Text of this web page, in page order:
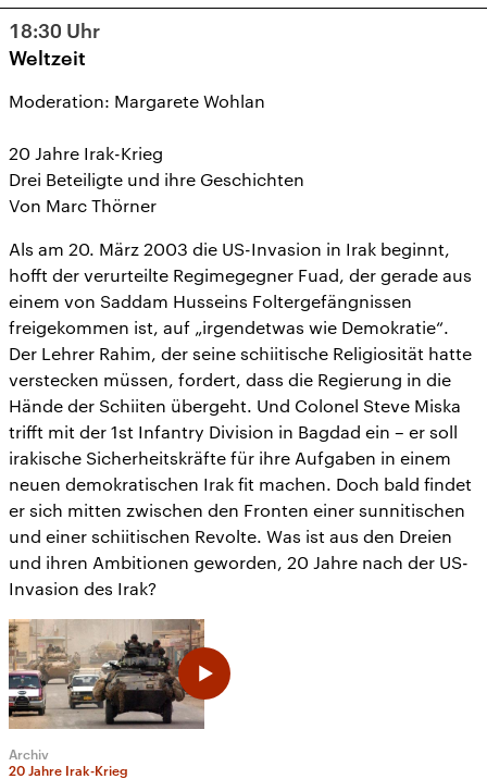
18:30 Uhr
Weltzeit
Moderation: Margarete Wohlan
20 Jahre Irak-Krieg
Drei Beteiligte und ihre Geschichten
Von Marc Thörner
Als am 20. März 2003 die US-Invasion in Irak beginnt,
hofft der verurteilte Regimegegner Fuad, der gerade aus
einem von Saddam Husseins Foltergefängnissen
freigekommen ist, auf „irgendetwas wie Demokratie“.
Der Lehrer Rahim, der seine schiitische Religiosität hatte
verstecken müssen, fordert, dass die Regierung in die
Hände der Schiiten übergeht. Und Colonel Steve Miska
trifft mit der 1st Infantry Division in Bagdad ein – er soll
irakische Sicherheitskräfte für ihre Aufgaben in einem
neuen demokratischen Irak fit machen. Doch bald findet
er sich mitten zwischen den Fronten einer sunnitischen
und einer schiitischen Revolte. Was ist aus den Dreien
und ihren Ambitionen geworden, 20 Jahre nach der US-
Invasion des Irak?
Archiv
20 Jahre Irak-Krieg